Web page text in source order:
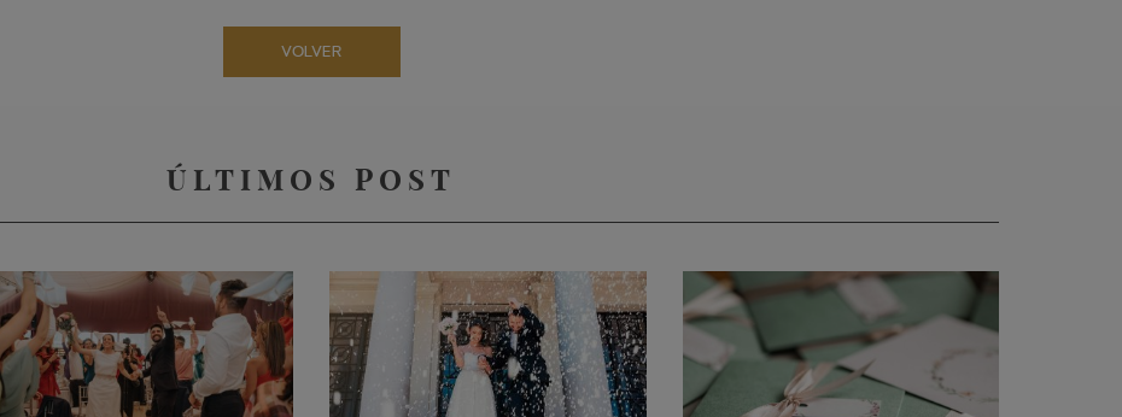
VOLVER
ÚLTIMOS POST